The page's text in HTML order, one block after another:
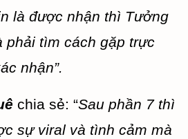
là được nhận thì Tưởng
phải tìm cách gặp trực
nhận”.
chia sẻ: “Sau phần 7 thì
sự viral và tình cảm mà